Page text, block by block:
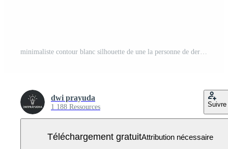
minimaliste contour blanc silhouette de une la personne de derrière élevage une main dans une agitant geste. PNG Gratuit
dwi prayuda
1 188 Ressources Suivre
Téléchargement gratuitAttribution nécessaire